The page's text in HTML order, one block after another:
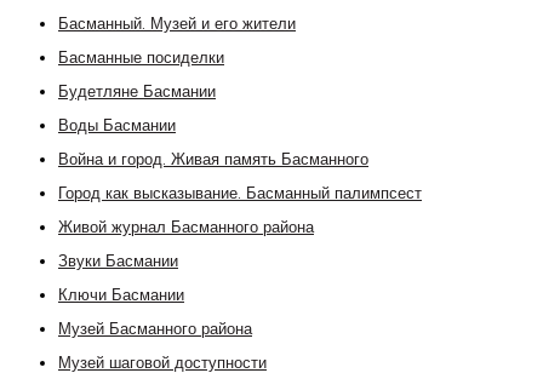
Басманный. Музей и его жители
Басманные посиделки
Будетляне Басмании
Воды Басмании
Война и город. Живая память Басманного
Город как высказывание. Басманный палимпсест
Живой журнал Басманного района
Звуки Басмании
Ключи Басмании
Музей Басманного района
Музей шаговой доступности